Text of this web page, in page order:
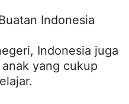
Indonesia
Indonesia juga
yang cukup